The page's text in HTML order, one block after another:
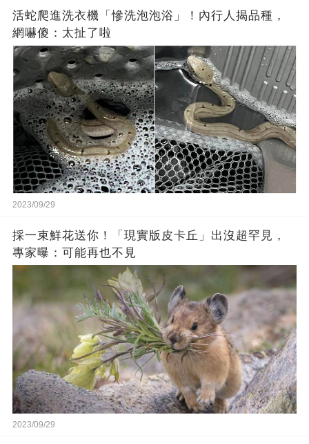
活蛇爬進洗衣機「慘洗泡泡浴」！內行人揭品種，
網嚇傻：太扯了啦
2023/09/29
採一束鮮花送你！「現實版皮卡丘」出沒超罕見，
專家曝：可能再也不見
2023/09/29